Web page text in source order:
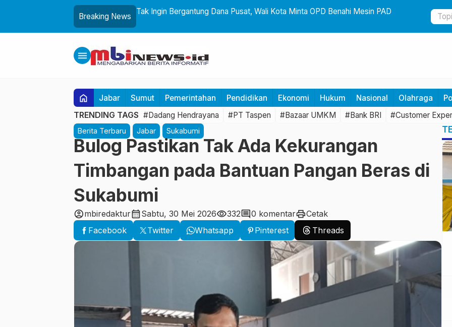
Breaking News
Mitigasi Bencana untuk Anak Tak Ingin Bergantung Dana Pusat, Wali Kota Minta OPD Benahi Mesin PAD
Wali Kota
Ada Lagi
menu
home Jabar Sumut Pemerintahan Pendidikan Ekonomi Hukum Nasional Olahraga
TRENDING TAGS #Dadang Hendrayana #PT Taspen #Bazaar UMKM #Bank BRI #Customer
Berita Terbaru Jabar Sukabumi
Bulog Pastikan Tak Ada Kekurangan
Timbangan pada Bantuan Pangan Beras di
Sukabumi
account_circlembiredakturcalendar_monthSabtu, 30 Mei 2026visibility332comment0 komentarprintCetak
Facebook
Twitter Whatsapp Pinterest Threads